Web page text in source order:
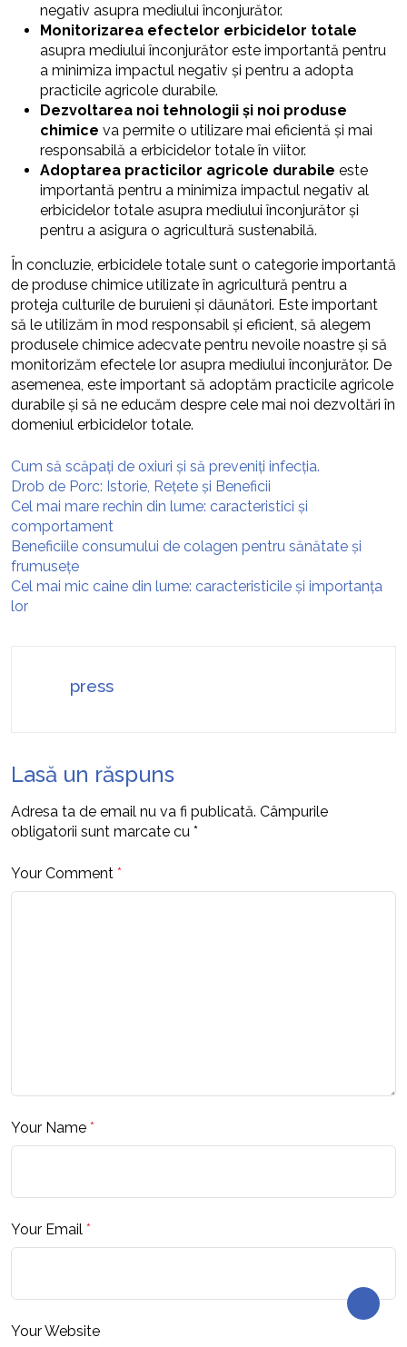
negativ asupra mediului înconjurător.
Monitorizarea efectelor erbicidelor totale
asupra mediului înconjurător este importantă pentru
a minimiza impactul negativ și pentru a adopta
practicile agricole durabile.
Dezvoltarea noi tehnologii și noi produse
chimice va permite o utilizare mai eficientă și mai
responsabilă a erbicidelor totale în viitor.
Adoptarea practicilor agricole durabile este
importantă pentru a minimiza impactul negativ al
erbicidelor totale asupra mediului înconjurător și
pentru a asigura o agricultură sustenabilă.
În concluzie, erbicidele totale sunt o categorie importantă
de produse chimice utilizate în agricultură pentru a
proteja culturile de buruieni și dăunători. Este important
să le utilizăm în mod responsabil și eficient, să alegem
produsele chimice adecvate pentru nevoile noastre și să
monitorizăm efectele lor asupra mediului înconjurător. De
asemenea, este important să adoptăm practicile agricole
durabile și să ne educăm despre cele mai noi dezvoltări în
domeniul erbicidelor totale.
Cum să scăpați de oxiuri și să preveniți infecția.
Drob de Porc: Istorie, Rețete și Beneficii
Cel mai mare rechin din lume: caracteristici și
comportament
Beneficiile consumului de colagen pentru sănătate și
frumusețe
Cel mai mic caine din lume: caracteristicile și importanța
lor
press
Lasă un răspuns
Adresa ta de email nu va fi publicată. Câmpurile
obligatorii sunt marcate cu *
Your Comment *
Your Name *
Your Email *
Your Website